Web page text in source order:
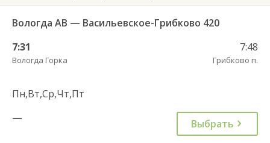
Вологда АВ — Васильевское-Грибково 420
7:31
Вологда Горка
7:48
Грибково п.
Пн,Вт,Ср,Чт,Пт
—
Выбрать